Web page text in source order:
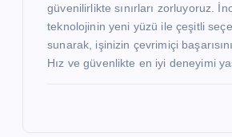
güvenilirlikte sınırları zorluyoruz.
teknolojinin yeni yüzü ile çeşitli
sunarak, işinizin çevrimiçi
Hız ve güvenlikte en iyi deneyimi